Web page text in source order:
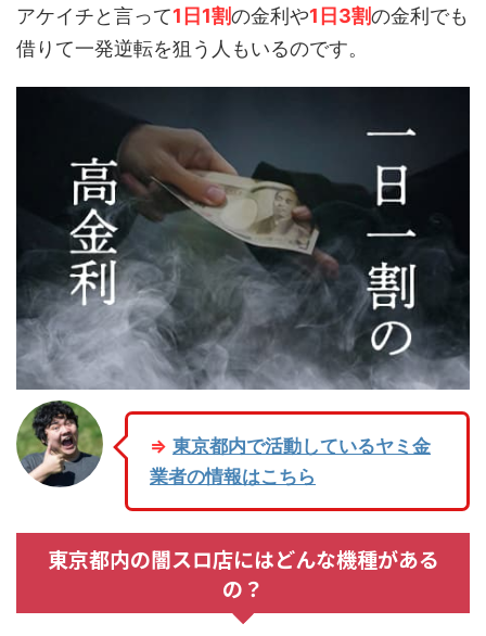
アケイチと言って1日1割の金利や1日3割の金利でも
借りて一発逆転を狙う人もいるのです。
⇒ 東京都内で活動しているヤミ金
業者の情報はこちら
東京都内の闇スロ店にはどんな機種がある
の？